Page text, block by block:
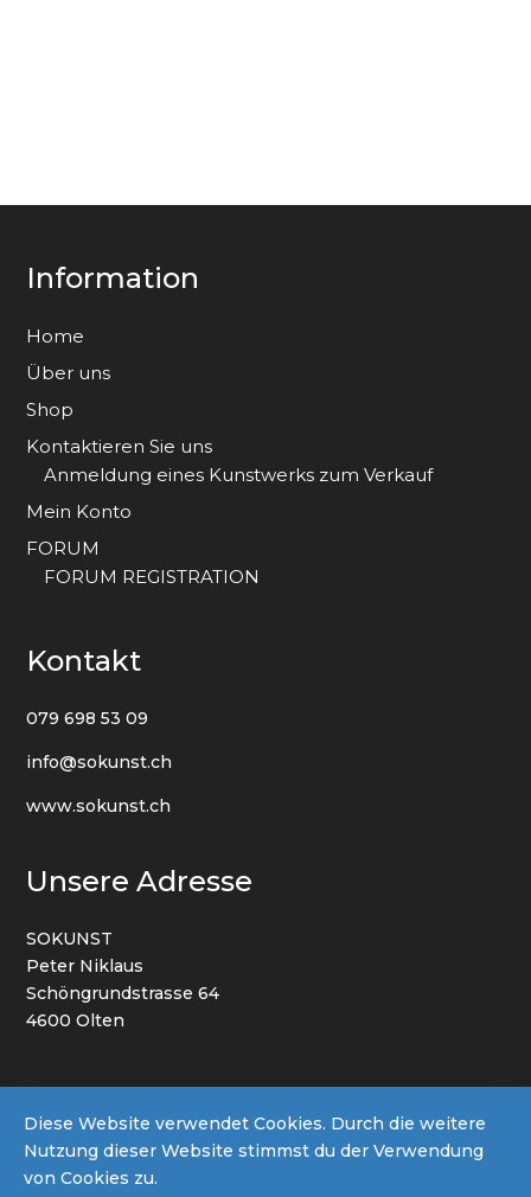
Information
Home
Über uns
Shop
Kontaktieren Sie uns
Anmeldung eines Kunstwerks zum Verkauf
Mein Konto
FORUM
FORUM REGISTRATION
Kontakt
079 698 53 09
info@sokunst.ch
www.sokunst.ch
Unsere Adresse
SOKUNST
Peter Niklaus
Schöngrundstrasse 64
4600 Olten
AGB Datenschutz Impressum
© 2022 By SOKUNST | Powered by
Diese Website verwendet Cookies. Durch die weitere
Nutzung dieser Website stimmst du der Verwendung
von Cookies zu.